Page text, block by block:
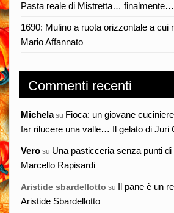
Pasta reale di Mistretta… finalmente…
1690: Mulino a ruota orizzontale a
Mario Affannato
Commenti recenti
Michelasu Fioca: un giovane
far rilucere una valle… Il gelato di Juri
Vero su Una pasticceria senza punti
Marcello Rapisardi
Aristide sbardellotto su Il pane è un
Aristide Sbardellotto